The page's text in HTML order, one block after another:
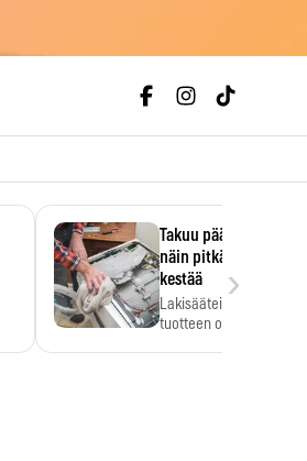
Takuu päättyi,
näin pitkään
kestää
Lakisääteinen
tuotteen oletetun
›